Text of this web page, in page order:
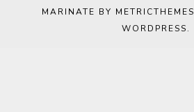
MARINATE BY METRICTHEMES
WORDPRESS.